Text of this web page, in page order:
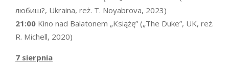
любиш?, Ukraina, reż. T. Noyabrova, 2023)
21:00 Kino nad Balatonem „Książę” („The Duke”, UK, reż.
R. Michell, 2020)
7 sierpnia